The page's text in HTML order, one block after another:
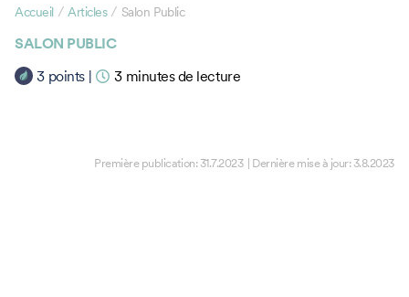
SALON PUBLIC
Accueil / Articles / Salon Public
3 points | 3 minutes de lecture
Première publication:31.7.2023| Dernière mise à jour:3.8.2023